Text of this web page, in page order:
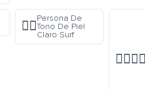
🏄🏻
Persona De
Tono De Piel
Claro Surf